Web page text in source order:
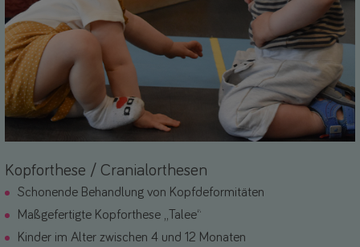
Kopforthese / Cranialorthesen
Schonende Behandlung von Kopfdeformitäten
Maßgefertigte Kopforthese „Talee“
Kinder im Alter zwischen 4 und 12 Monaten